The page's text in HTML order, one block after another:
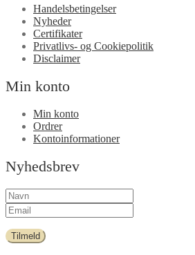
Handelsbetingelser
Nyheder
Certifikater
Privatlivs- og Cookiepolitik
Disclaimer
Min konto
Min konto
Ordrer
Kontoinformationer
Nyhedsbrev
Tilmeld